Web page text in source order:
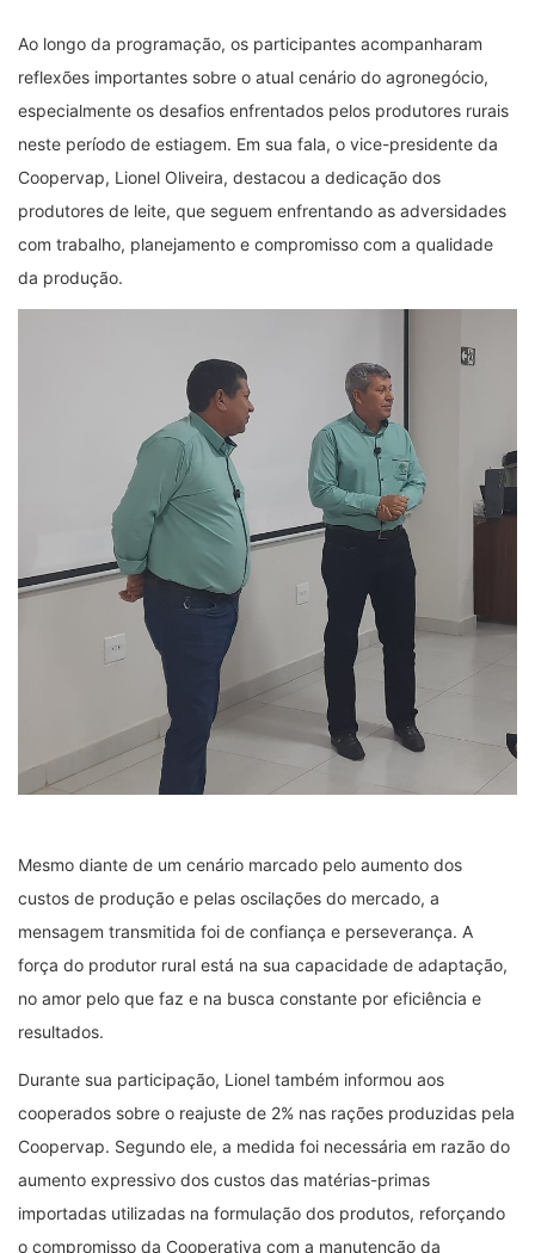
Ao longo da programação, os participantes acompanharam
reflexões importantes sobre o atual cenário do agronegócio,
especialmente os desafios enfrentados pelos produtores rurais
neste período de estiagem. Em sua fala, o vice-presidente da
Coopervap, Lionel Oliveira, destacou a dedicação dos
produtores de leite, que seguem enfrentando as adversidades
com trabalho, planejamento e compromisso com a qualidade
da produção.
Mesmo diante de um cenário marcado pelo aumento dos
custos de produção e pelas oscilações do mercado, a
mensagem transmitida foi de confiança e perseverança. A
força do produtor rural está na sua capacidade de adaptação,
no amor pelo que faz e na busca constante por eficiência e
resultados.
Durante sua participação, Lionel também informou aos
cooperados sobre o reajuste de 2% nas rações produzidas pela
Coopervap. Segundo ele, a medida foi necessária em razão do
aumento expressivo dos custos das matérias-primas
importadas utilizadas na formulação dos produtos, reforçando
o compromisso da Cooperativa com a manutenção da